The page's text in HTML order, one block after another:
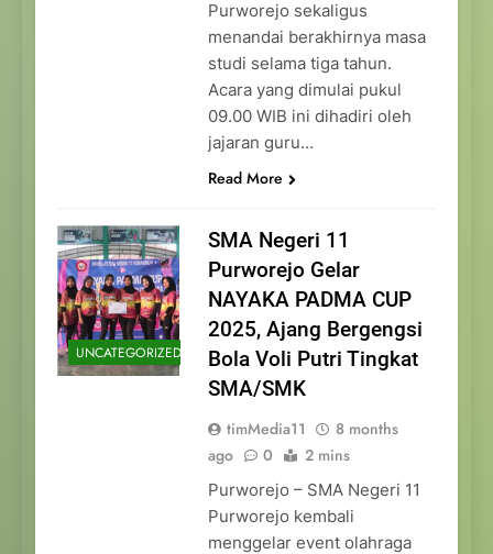
Purworejo sekaligus
menandai berakhirnya masa
studi selama tiga tahun.
Acara yang dimulai pukul
09.00 WIB ini dihadiri oleh
jajaran guru…
Read More
UNCATEGORIZED
SMA Negeri 11
Purworejo Gelar
NAYAKA PADMA CUP
2025, Ajang Bergengsi
Bola Voli Putri Tingkat
SMA/SMK
timMedia11
8 months
ago
0 2 mins
Purworejo – SMA Negeri 11
Purworejo kembali
menggelar event olahraga